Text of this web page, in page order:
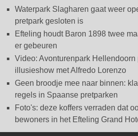
Waterpark Slagharen gaat weer
pretpark gesloten is
Efteling houdt Baron 1898 twee
er gebeuren
Video: Avonturenpark Hellendoorn
illusieshow met Alfredo Lorenzo
Geen broodje mee naar binnen:
regels in Spaanse pretparken
Foto's: deze koffers verraden dat
bewoners in het Efteling Grand